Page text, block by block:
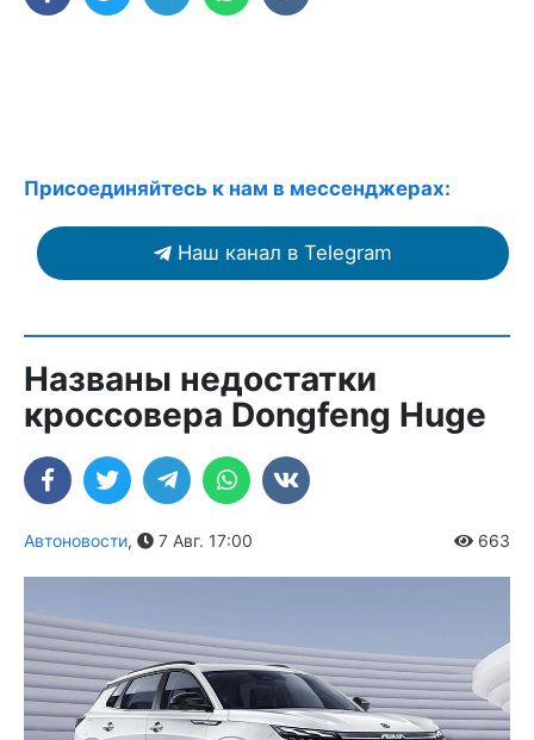
Присоединяйтесь к нам в мессенджерах:
Наш канал в Telegram
Названы недостатки
кроссовера Dongfeng Huge
Автоновости, 7 Авг. 17:00 663